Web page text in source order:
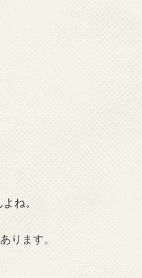
ね。
ります。